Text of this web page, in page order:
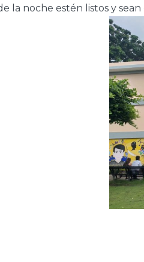
la noche estén listos y